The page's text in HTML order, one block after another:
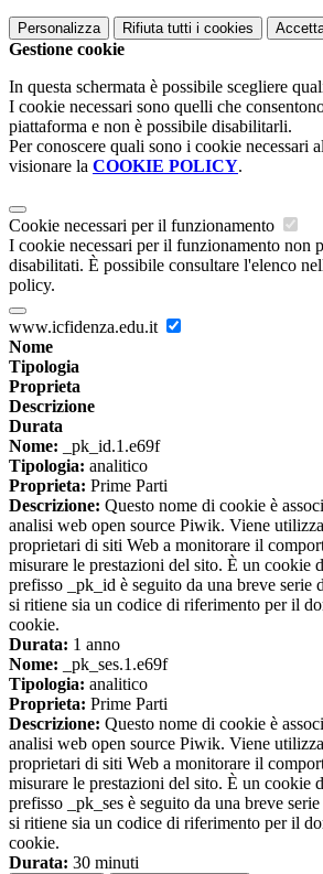
Personalizza Rifiuta tutti i cookies
Gestione cookie
In questa schermata è possibile scegliere
I cookie necessari sono quelli che
piattaforma e non è possibile disabilitarli.
Per conoscere quali sono i cookie necessari
visionare la COOKIE POLICY.
Cookie necessari per il funzionamento
I cookie necessari per il funzionamento non
disabilitati. È possibile consultare l'elenco
policy.
www.icfidenza.edu.it
Nome
Tipologia
Proprieta
Descrizione
Durata
Nome: _pk_id.1.e69f
Tipologia: analitico
Proprieta: Prime Parti
Descrizione: Questo nome di cookie è
analisi web open source Piwik. Viene
proprietari di siti Web a monitorare il
misurare le prestazioni del sito. È un cookie
prefisso _pk_id è seguito da una breve serie
si ritiene sia un codice di riferimento per il
cookie.
Durata: 1 anno
Nome: _pk_ses.1.e69f
Tipologia: analitico
Proprieta: Prime Parti
Descrizione: Questo nome di cookie è
analisi web open source Piwik. Viene
proprietari di siti Web a monitorare il
misurare le prestazioni del sito. È un cookie
prefisso _pk_ses è seguito da una breve
si ritiene sia un codice di riferimento per il
cookie.
Durata: 30 minuti